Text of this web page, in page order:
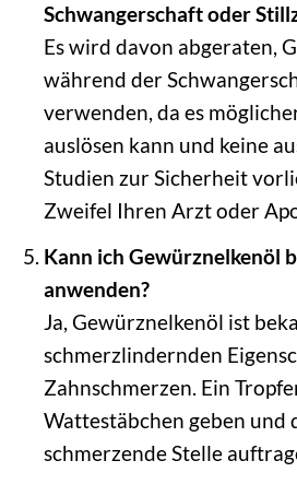
Schwangerschaft oder
Es wird davon abgeraten,
während der
verwenden, da es
auslösen kann und keine
Studien zur Sicherheit
Zweifel Ihren Arzt oder
Kann ich Gewürznelkenöl
anwenden?
Ja, Gewürznelkenöl ist
schmerzlindernden
Zahnschmerzen. Ein
Wattestäbchen geben und
schmerzende Stelle